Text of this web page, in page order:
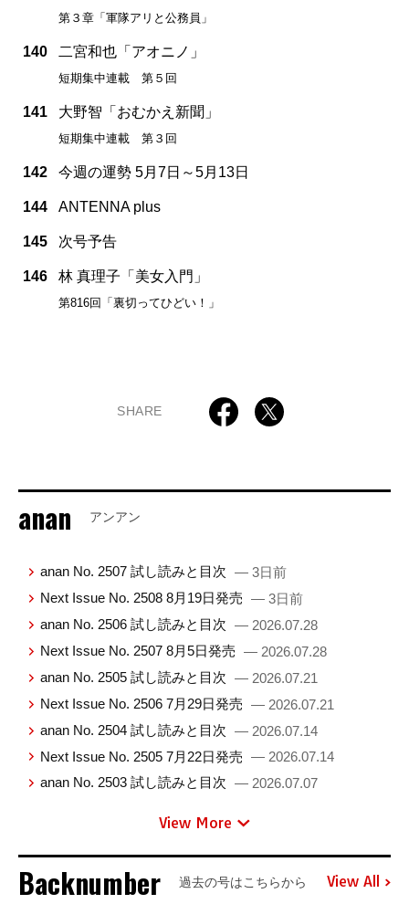
第３章「軍隊アリと公務員」
140 二宮和也「アオニノ」
短期集中連載 第５回
141 大野智「おむかえ新聞」
短期集中連載 第３回
142 今週の運勢 5月7日～5月13日
144 ANTENNA plus
145 次号予告
146 林 真理子「美女入門」
第816回「裏切ってひどい！」
SHARE
anan アンアン
anan No. 2507 試し読みと目次 — 3日前
Next Issue No. 2508 8月19日発売 — 3日前
anan No. 2506 試し読みと目次 — 2026.07.28
Next Issue No. 2507 8月5日発売 — 2026.07.28
anan No. 2505 試し読みと目次 — 2026.07.21
Next Issue No. 2506 7月29日発売 — 2026.07.21
anan No. 2504 試し読みと目次 — 2026.07.14
Next Issue No. 2505 7月22日発売 — 2026.07.14
anan No. 2503 試し読みと目次 — 2026.07.07
View More
Backnumber 過去の号はこちらから View All